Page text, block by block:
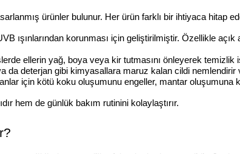
ürünler bulunur. Her ürün farklı bir ihtiyaca hitap
ışınlarından korunması için geliştirilmiştir. Özellikle
ellerin yağ, boya veya kir tutmasını önleyerek temizlik
da deterjan gibi kimyasallara maruz kalan cildi nemlendirir
için kötü koku oluşumunu engeller, mantar oluşumuna
hem de günlük bakım rutinini kolaylaştırır.